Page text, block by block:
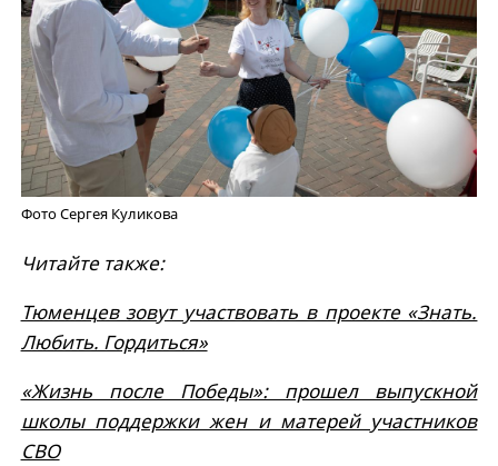
Фото Сергея Куликова
Читайте также:
Тюменцев зовут участвовать в проекте «Знать.
Любить. Гордиться»
«Жизнь после Победы»: прошел выпускной
школы поддержки жен и матерей участников
СВО